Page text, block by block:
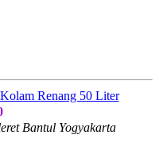
Renang 50 Liter
Bantul Yogyakarta